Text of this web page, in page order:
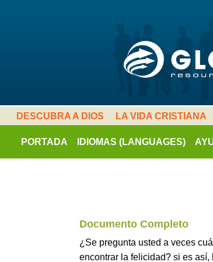
DESCUBRA A DIOS LA VIDA CRISTIANA
PORTADA IDIOMAS (LANGUAGES)
Documento Completo
¿Se pregunta usted a veces
encontrar la felicidad? si es